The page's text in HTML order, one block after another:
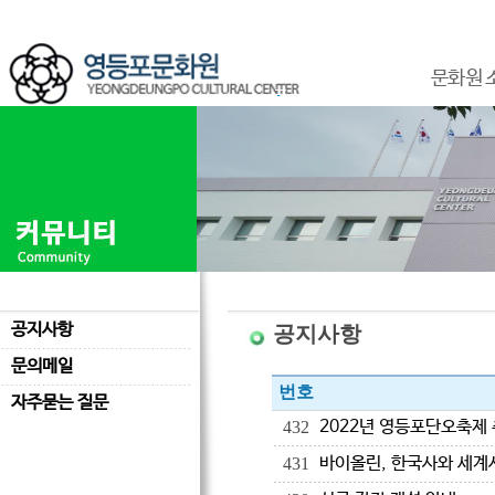
문화원
공지사항
문의메일
자주묻는 질문
공지사항
번호
432 2022년 영등포단오축제
431 바이올린, 한국사와 세